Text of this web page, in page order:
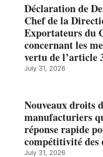
Déclaration de
Chef de la
Exportateurs du
concernant les
vertu de l’article
July 31, 2026
Nouveaux droits
manufacturiers
réponse rapide
compétitivité des
July 31, 2026